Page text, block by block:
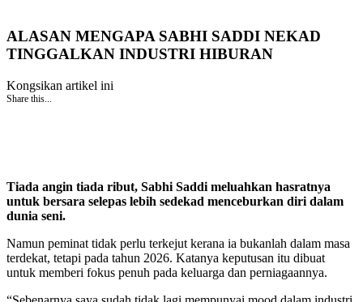
ALASAN MENGAPA SABHI SADDI NEKAD
TINGGALKAN INDUSTRI HIBURAN
Kongsikan artikel ini
Share this...
Tiada angin tiada ribut, Sabhi Saddi meluahkan hasratnya
untuk bersara selepas lebih sedekad menceburkan diri dalam
dunia seni.
Namun peminat tidak perlu terkejut kerana ia bukanlah dalam masa
terdekat, tetapi pada tahun 2026. Katanya keputusan itu dibuat
untuk memberi fokus penuh pada keluarga dan perniagaannya.